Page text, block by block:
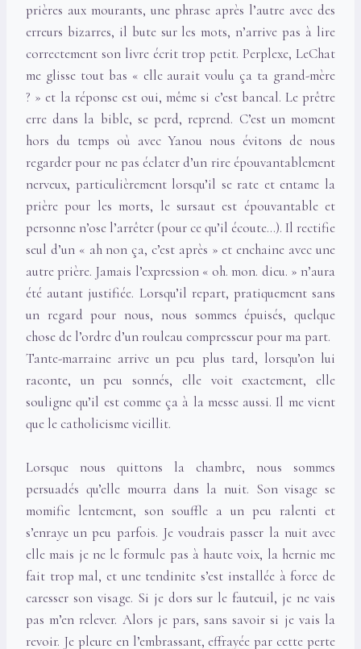
prières aux mourants, une phrase après l’autre avec des
erreurs bizarres, il bute sur les mots, n’arrive pas à lire
correctement son livre écrit trop petit. Perplexe, LeChat
me glisse tout bas « elle aurait voulu ça ta grand-mère
? » et la réponse est oui, même si c’est bancal. Le prêtre
erre dans la bible, se perd, reprend. C’est un moment
hors du temps où avec Yanou nous évitons de nous
regarder pour ne pas éclater d’un rire épouvantablement
nerveux, particulièrement lorsqu’il se rate et entame la
prière pour les morts, le sursaut est épouvantable et
personne n’ose l’arrêter (pour ce qu’il écoute…). Il rectifie
seul d’un « ah non ça, c’est après » et enchaine avec une
autre prière. Jamais l’expression « oh. mon. dieu. » n’aura
été autant justifiée. Lorsqu’il repart, pratiquement sans
un regard pour nous, nous sommes épuisés, quelque
chose de l’ordre d’un rouleau compresseur pour ma part.
Tante-marraine arrive un peu plus tard, lorsqu’on lui
raconte, un peu sonnés, elle voit exactement, elle
souligne qu’il est comme ça à la messe aussi. Il me vient
que le catholicisme vieillit.
Lorsque nous quittons la chambre, nous sommes
persuadés qu’elle mourra dans la nuit. Son visage se
momifie lentement, son souffle a un peu ralenti et
s’enraye un peu parfois. Je voudrais passer la nuit avec
elle mais je ne le formule pas à haute voix, la hernie me
fait trop mal, et une tendinite s’est installée à force de
caresser son visage. Si je dors sur le fauteuil, je ne vais
pas m’en relever. Alors je pars, sans savoir si je vais la
revoir. Je pleure en l’embrassant, effrayée par cette perte